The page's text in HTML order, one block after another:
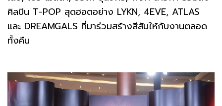
ศิลปิน T-POP สุดฮอตอย่าง LYKN, 4EVE, ATLAS
และ DREAMGALS ที่มาร่วมสร้างสีสันให้กับงานตลอด
ทั้งคืน